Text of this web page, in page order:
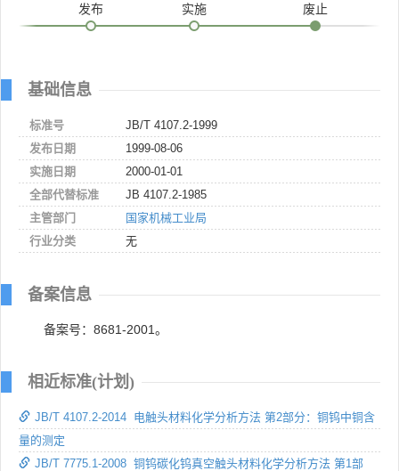
发布 实施 废止
基础信息
标准号
JB/T 4107.2-1999
发布日期
1999-08-06
实施日期
2000-01-01
全部代替标准
JB 4107.2-1985
主管部门
国家机械工业局
行业分类
无
备案信息
备案号：8681-2001。
相近标准(计划)
JB/T 4107.2-2014 电触头材料化学分析方法 第2部分：铜钨中铜含
量的测定
JB/T 7775.1-2008 铜钨碳化钨真空触头材料化学分析方法 第1部